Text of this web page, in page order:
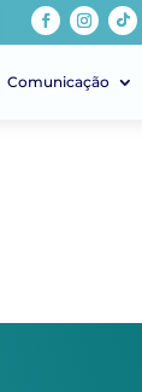
Comunicação